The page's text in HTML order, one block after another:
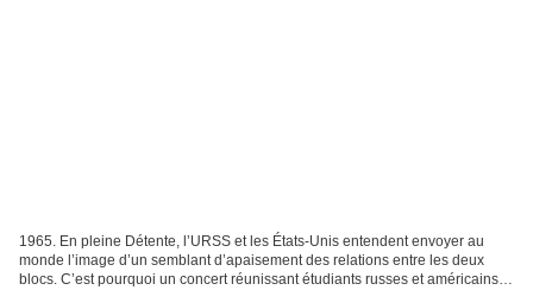
1965. En pleine Détente, l’URSS et les États-Unis entendent envoyer au
monde l’image d’un semblant d’apaisement des relations entre les deux
blocs. C’est pourquoi un concert réunissant étudiants russes et américains